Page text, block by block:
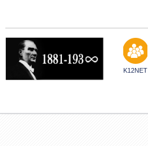
K12NET